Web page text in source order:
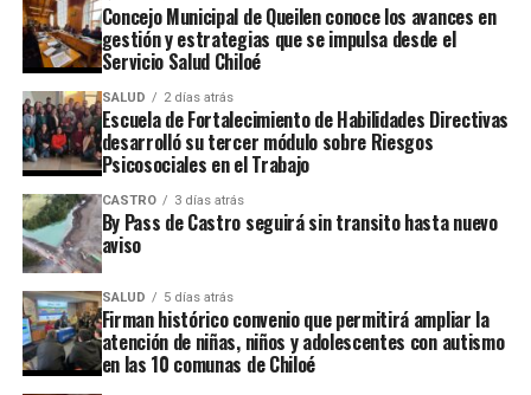
Concejo Municipal de Queilen conoce los avances en
gestión y estrategias que se impulsa desde el
Servicio Salud Chiloé
SALUD 2 días atrás
Escuela de Fortalecimiento de Habilidades Directivas
desarrolló su tercer módulo sobre Riesgos
Psicosociales en el Trabajo
CASTRO 3 días atrás
By Pass de Castro seguirá sin transito hasta nuevo
aviso
SALUD 5 días atrás
Firman histórico convenio que permitirá ampliar la
atención de niñas, niños y adolescentes con autismo
en las 10 comunas de Chiloé